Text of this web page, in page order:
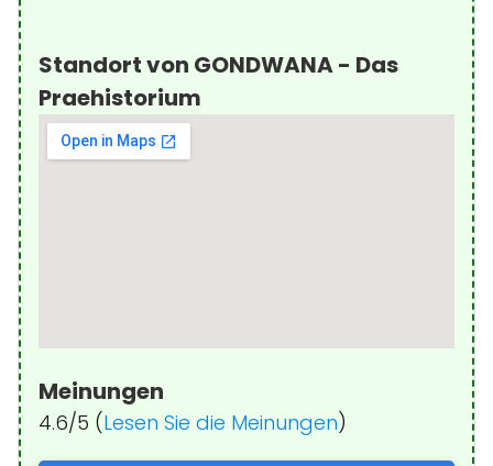
Standort von GONDWANA - Das
Praehistorium
Meinungen
4.6/5 (Lesen Sie die Meinungen)